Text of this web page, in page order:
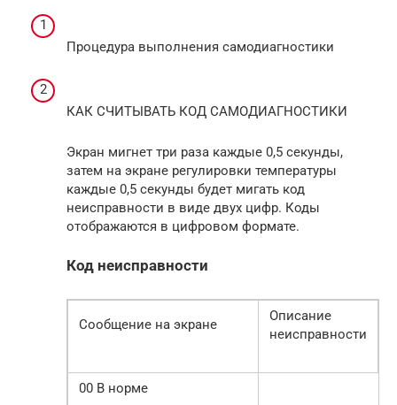
Процедура выполнения самодиагностики
КАК СЧИТЫВАТЬ КОД САМОДИАГНОСТИКИ
Экран мигнет три раза каждые 0,5 секунды,
затем на экране регулировки температуры
каждые 0,5 секунды будет мигать код
неисправности в виде двух цифр. Коды
отображаются в цифровом формате.
Код неисправности
Сообщение на экране
Описание
неисправности
00 В норме